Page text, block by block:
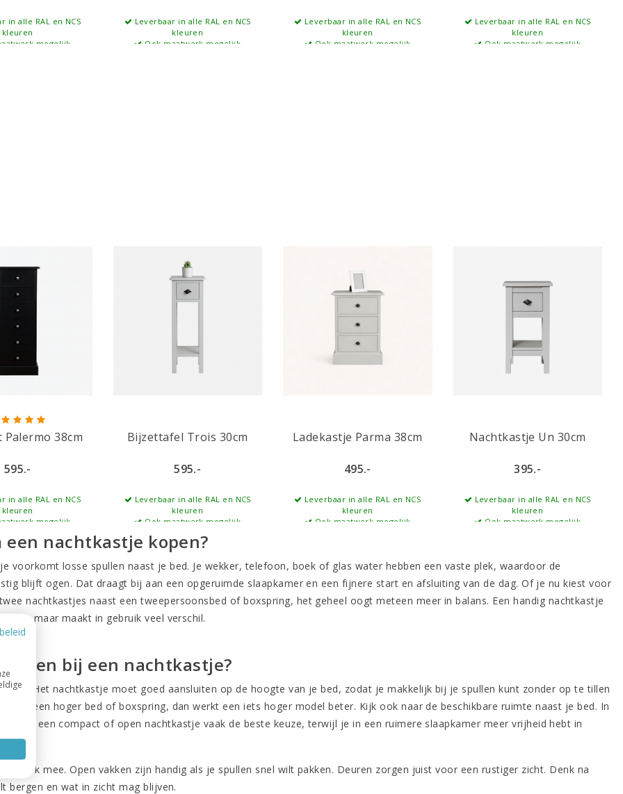
in alle RAL en NCS
kleuren
mogelijk
Leverbaar in alle RAL en NCS
kleuren
Ook maatwerk mogelijk
Leverbaar in alle RAL en NCS
kleuren
Ook maatwerk mogelijk
Leverbaar in alle RAL en NCS
kleuren
Ook maatwerk mogelijk
Palermo 38cm
595.-
in alle RAL en NCS
kleuren
mogelijk
Bijzettafel Trois 30cm
595.-
Leverbaar in alle RAL en NCS
kleuren
Ook maatwerk mogelijk
Ladekastje Parma 38cm
495.-
Leverbaar in alle RAL en NCS
kleuren
Ook maatwerk mogelijk
Nachtkastje Un 30cm
395.-
Leverbaar in alle RAL en NCS
kleuren
Ook maatwerk mogelijk
een nachtkastje kopen?
voorkomt losse spullen naast je bed. Je wekker, telefoon, boek of glas water hebben een vaste plek, waardoor de
blijft ogen. Dat draagt bij aan een opgeruimde slaapkamer en een fijnere start en afsluiting van de dag. Of je nu kiest voor
nachtkastjes naast een tweepersoonsbed of boxspring, het geheel oogt meteen meer in balans. Een handig nachtkastje
maar maakt in gebruik veel verschil.
letten bij een nachtkastje?
Het nachtkastje moet goed aansluiten op de hoogte van je bed, zodat je makkelijk bij je spullen kunt zonder op te tillen
Heb je een hoger bed of boxspring, dan werkt een iets hoger model beter. Kijk ook naar de beschikbare ruimte naast je bed. In
is een compact of open nachtkastje vaak de beste keuze, terwijl je in een ruimere slaapkamer meer vrijheid hebt in
ook mee. Open vakken zijn handig als je spullen snel wilt pakken. Deuren zorgen juist voor een rustiger zicht. Denk na
bergen en wat in zicht mag blijven.